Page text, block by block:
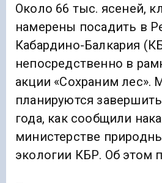
Около 66 тыс. ясеней,
намерены посадить в
Кабардино-Балкария
непосредственно в
акции «Сохраним лес».
планируются
года, как сообщили
министерстве
экологии КБР. Об этом